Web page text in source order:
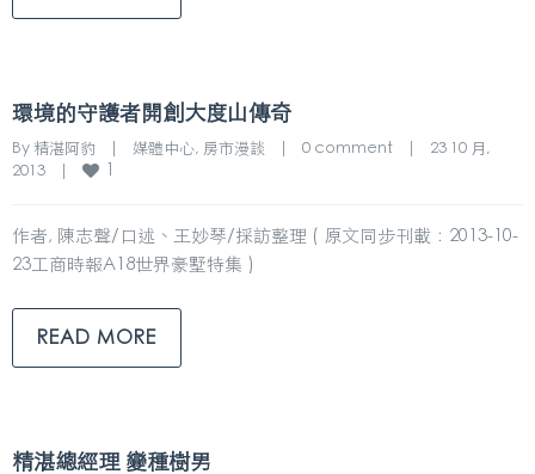
環境的守護者開創大度山傳奇
By 精湛阿豹 媒體中心, 房市漫談 0 comment
23 10 月,
2013
作者, 陳志聲/口述、王妙琴/採訪整理 ( 原文同步刊載：2013-10-
23工商時報A18世界豪墅特集 )
READ MORE
精湛總經理 變種樹男